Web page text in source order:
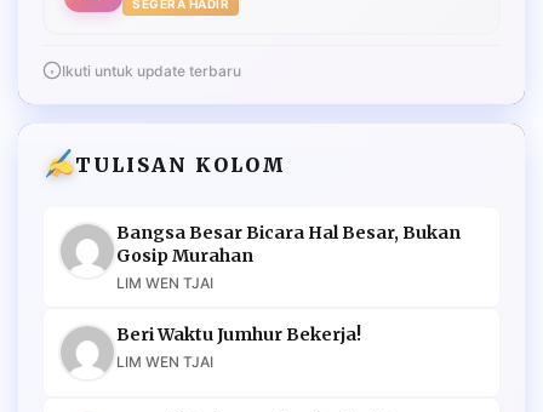
SEGERA HADIR
Ikuti untuk update terbaru
TULISAN KOLOM
Bangsa Besar Bicara Hal Besar, Bukan
Gosip Murahan
LIM WEN TJAI
Beri Waktu Jumhur Bekerja!
LIM WEN TJAI